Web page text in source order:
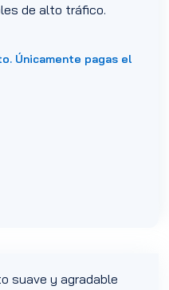
de alto tráfico.
Únicamente pagas el
suave y agradable